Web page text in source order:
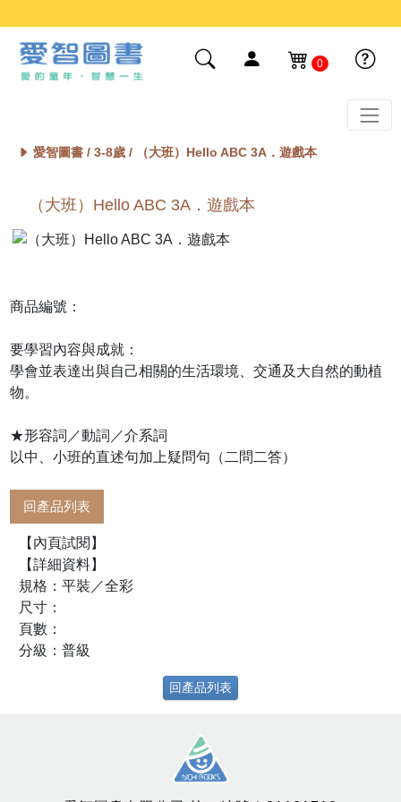
0
愛智圖書 / 3-8歲/ （大班）Hello ABC 3A．遊戲本
（大班）Hello ABC 3A．遊戲本
商品編號：
要學習內容與成就：
學會並表達出與自己相關的生活環境、交通及大自然的動植
物。
★形容詞／動詞／介系詞
以中、小班的直述句加上疑問句（二問二答）
回產品列表
【內頁試閱】
【詳細資料】
規格：平裝／全彩
尺寸：
頁數：
分級：普級
回產品列表